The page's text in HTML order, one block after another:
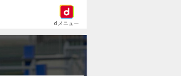
dメニュー